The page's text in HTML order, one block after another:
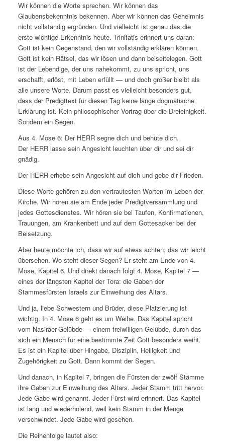
Wir können die Worte sprechen. Wir können das
Glaubensbekenntnis bekennen. Aber wir können das Geheimnis
nicht vollständig ergründen. Und vielleicht ist genau das die
erste wichtige Erkenntnis heute. Trinitatis erinnert uns daran:
Gott ist kein Gegenstand, den wir vollständig erklären können.
Gott ist kein Rätsel, das wir lösen und dann beiseitelegen. Gott
ist der Lebendige, der uns nahekommt, zu uns spricht, uns
erschafft, erlöst, mit Leben erfüllt — und doch größer bleibt als
alle unsere Worte. Darum passt es vielleicht besonders gut,
dass der Predigttext für diesen Tag keine lange dogmatische
Erklärung ist. Kein philosophischer Vortrag über die Dreieinigkeit.
Sondern ein Segen.
Aus 4. Mose 6: Der HERR segne dich und behüte dich.
Der HERR lasse sein Angesicht leuchten über dir und sei dir
gnädig.
Der HERR erhebe sein Angesicht auf dich und gebe dir Frieden.
Diese Worte gehören zu den vertrautesten Worten im Leben der
Kirche. Wir hören sie am Ende jeder Predigtversammlung und
jedes Gottesdienstes. Wir hören sie bei Taufen, Konfirmationen,
Trauungen, am Krankenbett und auf dem Gottesacker bei der
Beisetzung.
Aber heute möchte ich, dass wir auf etwas achten, das wir leicht
übersehen. Wo steht dieser Segen? Er steht am Ende von 4.
Mose, Kapitel 6. Und direkt danach folgt 4. Mose, Kapitel 7 —
eines der längsten Kapitel der Tora: die Gaben der
Stammesfürsten Israels zur Einweihung des Altars.
Und ja, liebe Schwestern und Brüder, diese Platzierung ist
wichtig. In 4. Mose 6 geht es um Weihe. Das Kapitel spricht
vom Nasiräer-Gelübde — einem freiwilligen Gelübde, durch das
sich ein Mensch für eine bestimmte Zeit Gott besonders weiht.
Es ist ein Kapitel über Hingabe, Disziplin, Heiligkeit und
Zugehörigkeit zu Gott. Dann kommt der Segen.
Und danach, in Kapitel 7, bringen die Fürsten der zwölf Stämme
ihre Gaben zur Einweihung des Altars. Jeder Stamm tritt hervor.
Jede Gabe wird genannt. Jeder Fürst wird erinnert. Das Kapitel
ist lang und wiederholend, weil kein Stamm in der Menge
verschwindet. Jede Gabe wird gesehen.
Die Reihenfolge lautet also: